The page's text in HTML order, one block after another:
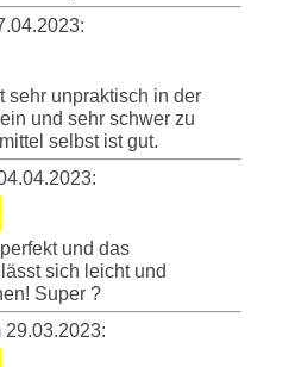
sehr unpraktisch in der
und sehr schwer zu
selbst ist gut.
und das
sich leicht und
Super ?